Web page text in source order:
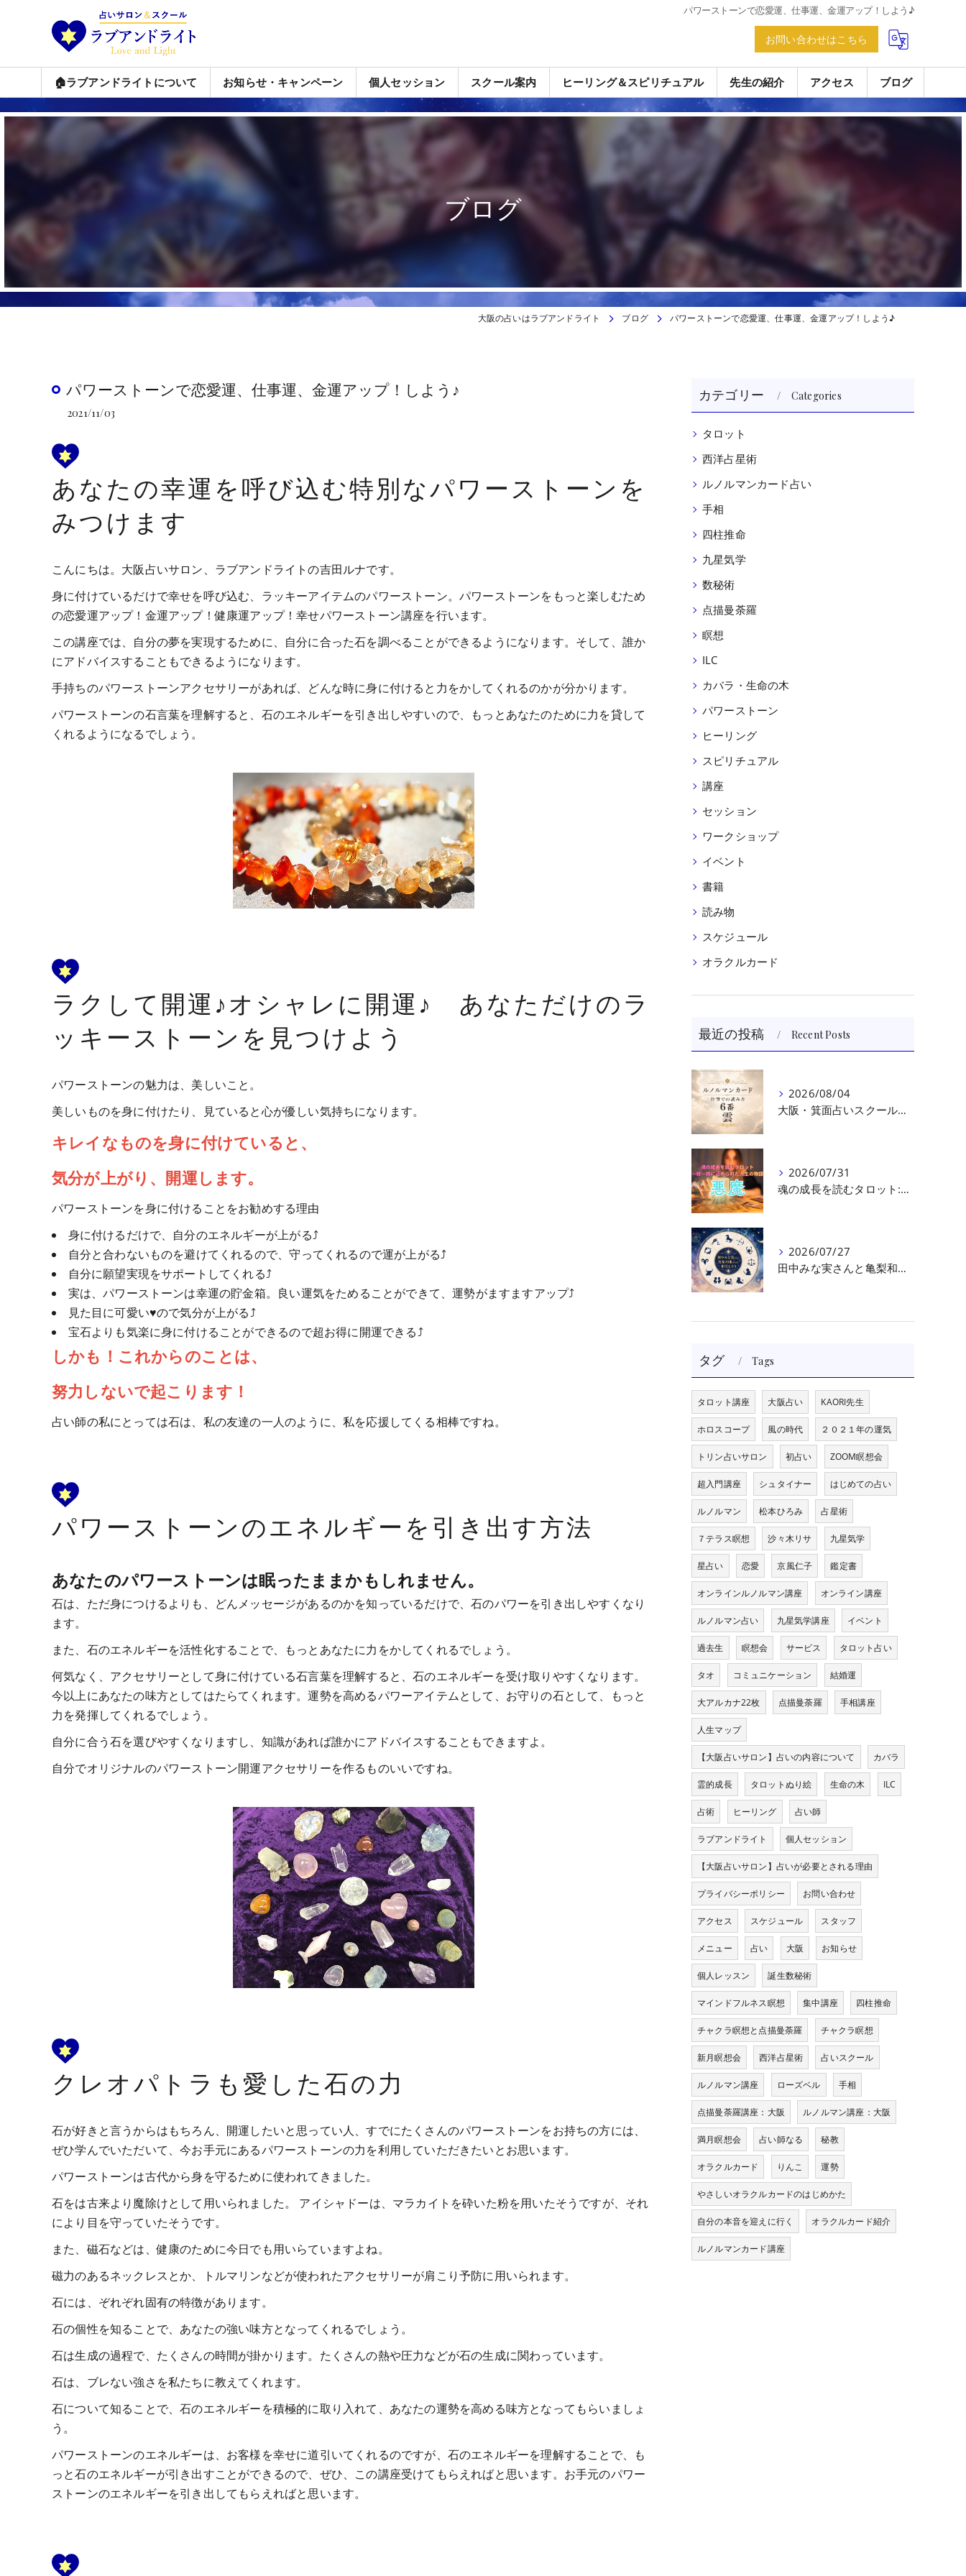
パワーストーンで恋愛運、仕事運、金運アップ！しよう♪
お問い合わせはこちら
🏠ラブアンドライトについて お知らせ・キャンペーン 個人セッション スクール案内 ヒーリング＆スピリチュアル 先生の紹介 アクセス ブログ
ブログ
大阪の占いはラブアンドライト ブログ パワーストーンで恋愛運、仕事運、金運アップ！しよう♪
パワーストーンで恋愛運、仕事運、金運アップ！しよう♪
2021/11/03
あなたの幸運を呼び込む特別なパワーストーンを
みつけます
こんにちは。大阪占いサロン、ラブアンドライトの吉田ルナです。
身に付けているだけで幸せを呼び込む、ラッキーアイテムのパワーストーン。パワーストーンをもっと楽しむため
の恋愛運アップ！金運アップ！健康運アップ！幸せパワーストーン講座を行います。
この講座では、自分の夢を実現するために、自分に合った石を調べることができるようになります。そして、誰か
にアドバイスすることもできるようになります。
手持ちのパワーストーンアクセサリーがあれば、どんな時に身に付けると力をかしてくれるのかが分かります。
パワーストーンの石言葉を理解すると、石のエネルギーを引き出しやすいので、もっとあなたのために力を貸して
くれるようになるでしょう。
ラクして開運♪オシャレに開運♪ あなただけのラ
ッキーストーンを見つけよう
パワーストーンの魅力は、美しいこと。
美しいものを身に付けたり、見ていると心が優しい気持ちになります。
キレイなものを身に付けていると、
気分が上がり、開運します。
パワーストーンを身に付けることをお勧めする理由
身に付けるだけで、自分のエネルギーが上がる⤴
自分と合わないものを避けてくれるので、守ってくれるので運が上がる⤴
自分に願望実現をサポートしてくれる⤴
実は、パワーストーンは幸運の貯金箱。良い運気をためることができて、運勢がますますアップ⤴
見た目に可愛い♥ので気分が上がる⤴
宝石よりも気楽に身に付けることができるので超お得に開運できる⤴
しかも！これからのことは、
努力しないで起こります！
占い師の私にとっては石は、私の友達の一人のように、私を応援してくる相棒ですね。
パワーストーンのエネルギーを引き出す方法
あなたのパワーストーンは眠ったままかもしれません。
石は、ただ身につけるよりも、どんメッセージがあるのかを知っているだけで、石のパワーを引き出しやすくなり
ます。
また、石のエネルギーを活性化することで、もっとあなたに力をかしてくれるでしょう。
何気なく、アクセサリーとして身に付けている石言葉を理解すると、石のエネルギーを受け取りやすくなります。
今以上にあなたの味方としてはたらてくれます。運勢を高めるパワーアイテムとして、お守りの石として、もっと
力を発揮してくれるでしょう。
自分に合う石を選びやすくなりますし、知識があれば誰かにアドバイスすることもできますよ。
自分でオリジナルのパワーストーン開運アクセサリーを作るものいいですね。
クレオパトラも愛した石の力
石が好きと言うからはもちろん、開運したいと思ってい人、すでにたくさんのパワーストーンをお持ちの方には、
ぜひ学んでいただいて、今お手元にあるパワーストーンの力を利用していただきたいとお思います。
パワーストーンは古代から身を守るために使われてきました。
石をは古来より魔除けとして用いられました。 アイシャドーは、マラカイトを砕いた粉を用いたそうですが、それ
により目を守っていたそうです。
また、磁石などは、健康のために今日でも用いらていますよね。
磁力のあるネックレスとか、トルマリンなどが使われたアクセサリーが肩こり予防に用いられます。
石には、ぞれぞれ固有の特徴があります。
石の個性を知ることで、あなたの強い味方となってくれるでしょう。
石は生成の過程で、たくさんの時間が掛かります。たくさんの熱や圧力などが石の生成に関わっています。
石は、ブレない強さを私たちに教えてくれます。
石について知ることで、石のエネルギーを積極的に取り入れて、あなたの運勢を高める味方となってもらいましょ
う。
パワーストーンのエネルギーは、お客様を幸せに道引いてくれるのですが、石のエネルギーを理解することで、も
っと石のエネルギーが引き出すことができるので、ぜひ、この講座受けてもらえればと思います。お手元のパワー
ストーンのエネルギーを引き出してもらえればと思います。
カテゴリー Categories
タロット
西洋占星術
ルノルマンカード占い
手相
四柱推命
九星気学
数秘術
点描曼荼羅
瞑想
ILC
カバラ・生命の木
パワーストーン
ヒーリング
スピリチュアル
講座
セッション
ワークショップ
イベント
書籍
読み物
スケジュール
オラクルカード
最近の投稿 Recent Posts
2026/08/04
大阪・箕面占いスクール 原 史恵 | ルノルマンカード読み方のコツ「雲」 仕事をテーマに占った場合
2026/07/31
魂の成長を読むタロット:悪魔（第十七回目）｜大阪・箕面占いスクールラブアンドライト
2026/07/27
田中みな実さんと亀梨和也さんの相性を読む｜大阪・箕面占いスクールラブアンドライト
タグ Tags
タロット講座 大阪占い KAORI先生
ホロスコープ 風の時代 ２０２１年の運気
トリン占いサロン 初占い ZOOM瞑想会
超入門講座 シュタイナー はじめての占い
ルノルマン 松本ひろみ 占星術
７テラス瞑想 沙々木リサ 九星気学
星占い 恋愛 京風仁子 鑑定書
オンラインルノルマン講座 オンライン講座
ルノルマン占い 九星気学講座 イベント
過去生 瞑想会 サービス タロット占い
タオ コミュニケーション 結婚運
大アルカナ22枚 点描曼荼羅 手相講座
人生マップ
【大阪占いサロン】占いの内容について カバラ
霊的成長 タロットぬり絵 生命の木 ILC
占術 ヒーリング 占い師
ラブアンドライト 個人セッション
【大阪占いサロン】占いが必要とされる理由
プライバシーポリシー お問い合わせ
アクセス スケジュール スタッフ
メニュー 占い 大阪 お知らせ
個人レッスン 誕生数秘術
マインドフルネス瞑想 集中講座 四柱推命
チャクラ瞑想と点描曼荼羅 チャクラ瞑想
新月瞑想会 西洋占星術 占いスクール
ルノルマン講座 ローズベル 手相
点描曼荼羅講座：大阪 ルノルマン講座：大阪
満月瞑想会 占い師なる 秘教
オラクルカード りんこ 運勢
やさしいオラクルカードのはじめかた
自分の本音を迎えに行く オラクルカード紹介
ルノルマンカード講座